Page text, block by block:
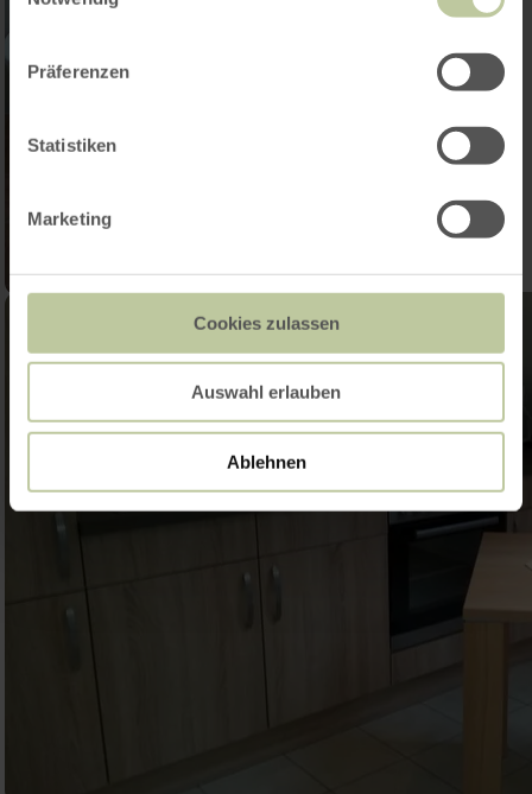
Präferenzen
Statistiken
Marketing
Cookies zulassen
Auswahl erlauben
Ablehnen